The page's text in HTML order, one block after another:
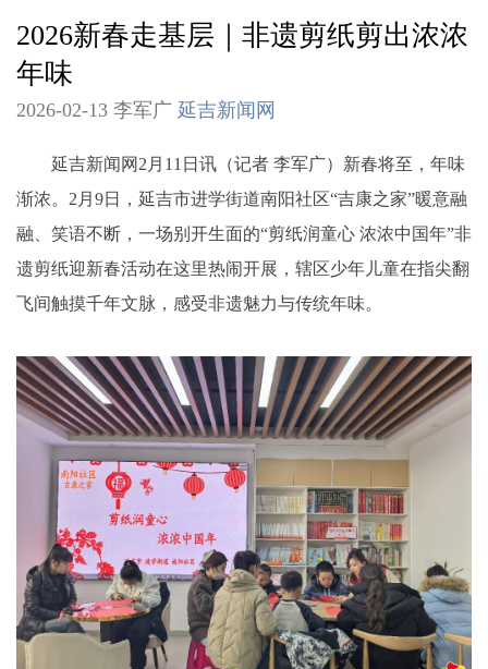
2026新春走基层｜非遗剪纸剪出浓浓
年味
2026-02-13 李军广 延吉新闻网
延吉新闻网2月11日讯（记者 李军广）新春将至，年味
渐浓。2月9日，延吉市进学街道南阳社区“吉康之家”暖意融
融、笑语不断，一场别开生面的“剪纸润童心 浓浓中国年”非
遗剪纸迎新春活动在这里热闹开展，辖区少年儿童在指尖翻
飞间触摸千年文脉，感受非遗魅力与传统年味。